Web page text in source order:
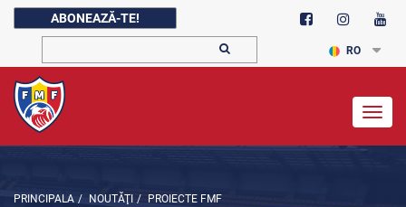
ABONEAZĂ-TE!
RO
PRINCIPALA / NOUTĂŢI / PROIECTE FMF